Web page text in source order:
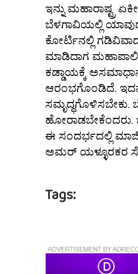
ಇನ್ನು ಮಹಾರಾಷ್ಟ್ರ
ಬೆಳಗಾವಿಯಲ್ಲಿ
ಕೋರ್ಟಿನಲ್ಲಿ
ಮಾಡಿದಾಗ
ಕಡ್ಡಾಯಕ್ಕೆ
ಆರಂಭಗೊಂಡಿದೆ.
ಹೋರಾಡಬೇಕೆಂದರು.
ಈ ಸಂದರ್ಭದಲ್ಲಿ
ಅಮರ್ ಯಳ್ಳೂರಕರ
Tags: